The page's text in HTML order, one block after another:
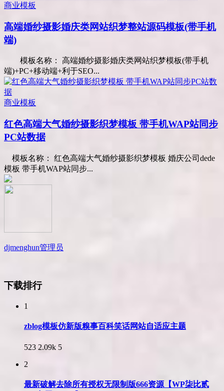
商业模板
高端婚纱摄影婚庆类网站织梦整站源码模板(带手机
端)
模板名称： 高端婚纱摄影婚庆类网站织梦模板(带手机
端)+PC+移动端+利于SEO...
商业模板
红色高端大气婚纱摄影织梦模板 带手机WAP站同步
PC站数据
模板名称： 红色高端大气婚纱摄影织梦模板 婚庆公司dede
模板 带手机WAP站同步...
djmenghun管理员
下载排行
1
zblog模板仿新版糗事百科笑话网站自适应主题
523 2.09k 5
2
最新破解去除所有授权无限制版666资源【WP柒比贰